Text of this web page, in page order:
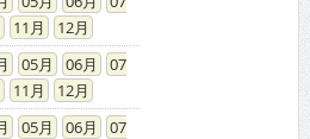
11
12
05 06
07
11
12
05 06
07